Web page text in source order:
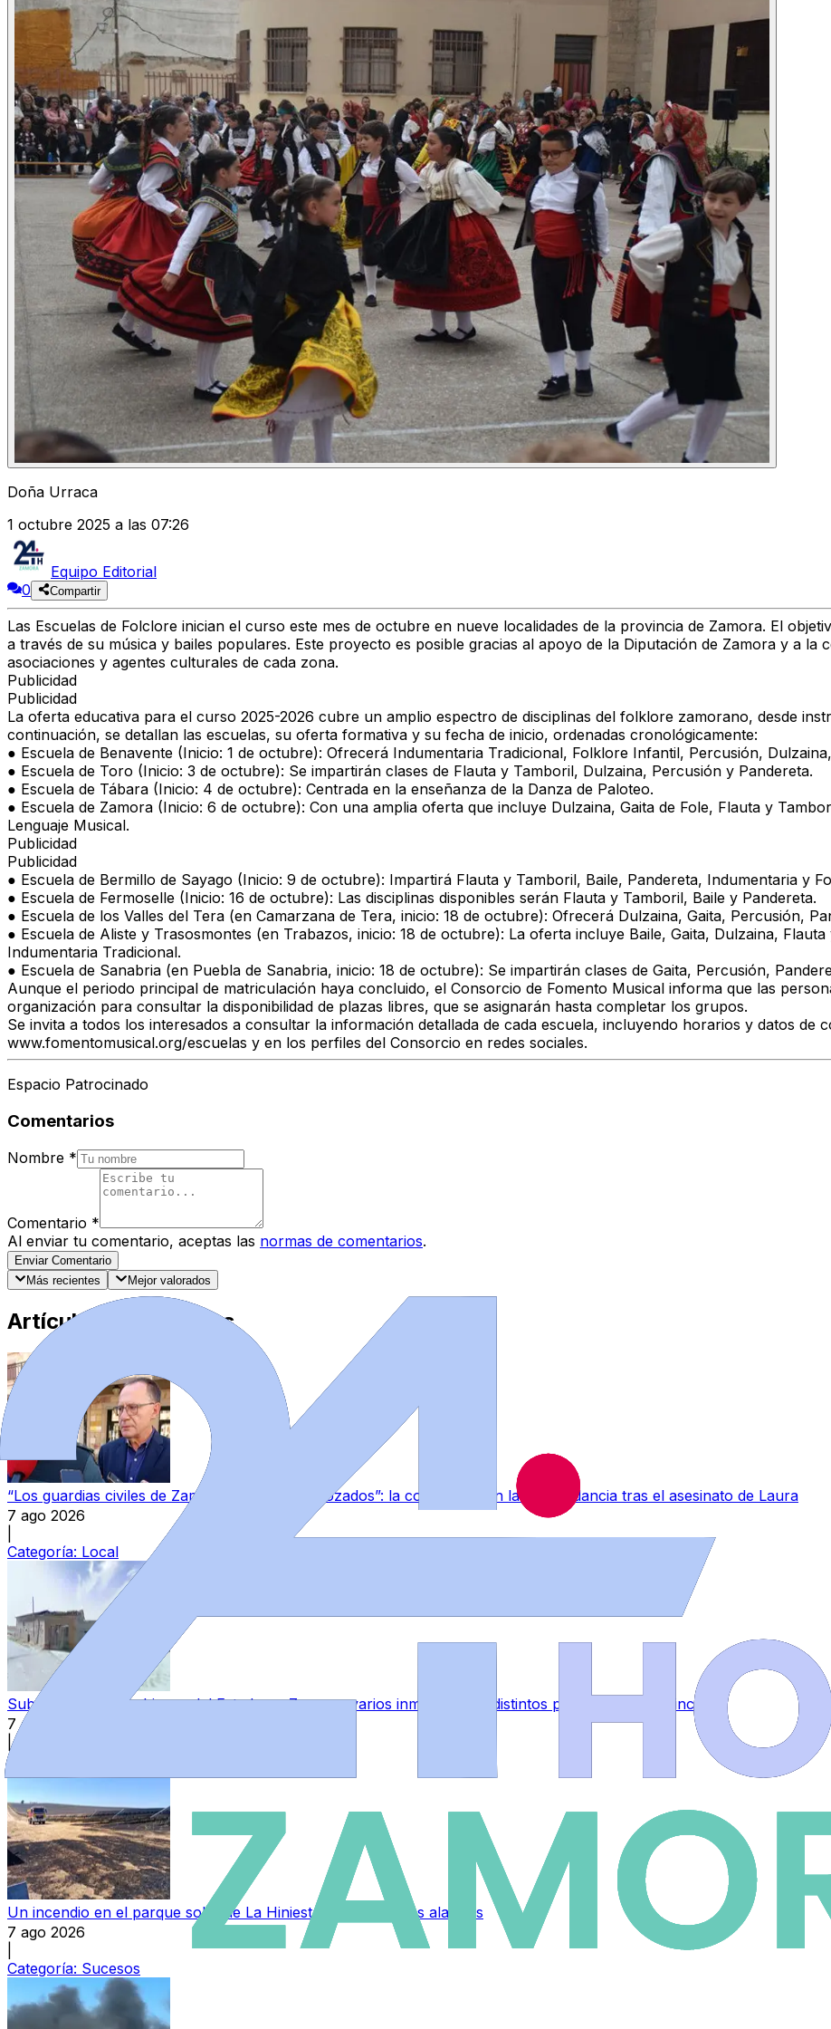
Doña Urraca
1 octubre 2025 a las 07:26
Equipo Editorial
0
Compartir
Las Escuelas de Folclore inician el curso este mes de octubre en nueve localidades de la provincia de Zamora. El
a través de su música y bailes populares. Este proyecto es posible gracias al apoyo de la Diputación de Zamora y a la
asociaciones y agentes culturales de cada zona.
Publicidad
Publicidad
La oferta educativa para el curso 2025-2026 cubre un amplio espectro de disciplinas del folklore zamorano, desde
continuación, se detallan las escuelas, su oferta formativa y su fecha de inicio, ordenadas cronológicamente:
● Escuela de Benavente (Inicio: 1 de octubre): Ofrecerá Indumentaria Tradicional, Folklore Infantil, Percusión,
● Escuela de Toro (Inicio: 3 de octubre): Se impartirán clases de Flauta y Tamboril, Dulzaina, Percusión y Pandereta.
● Escuela de Tábara (Inicio: 4 de octubre): Centrada en la enseñanza de la Danza de Paloteo.
● Escuela de Zamora (Inicio: 6 de octubre): Con una amplia oferta que incluye Dulzaina, Gaita de Fole, Flauta y
Lenguaje Musical.
Publicidad
Publicidad
● Escuela de Bermillo de Sayago (Inicio: 9 de octubre): Impartirá Flauta y Tamboril, Baile, Pandereta, Indumentaria y
● Escuela de Fermoselle (Inicio: 16 de octubre): Las disciplinas disponibles serán Flauta y Tamboril, Baile y Pandereta.
● Escuela de los Valles del Tera (en Camarzana de Tera, inicio: 18 de octubre): Ofrecerá Dulzaina, Gaita, Percusión,
● Escuela de Aliste y Trasosmontes (en Trabazos, inicio: 18 de octubre): La oferta incluye Baile, Gaita, Dulzaina,
Indumentaria Tradicional.
● Escuela de Sanabria (en Puebla de Sanabria, inicio: 18 de octubre): Se impartirán clases de Gaita, Percusión,
Aunque el periodo principal de matriculación haya concluido, el Consorcio de Fomento Musical informa que las
organización para consultar la disponibilidad de plazas libres, que se asignarán hasta completar los grupos.
Se invita a todos los interesados a consultar la información detallada de cada escuela, incluyendo horarios y datos de
www.fomentomusical.org/escuelas y en los perfiles del Consorcio en redes sociales.
Espacio Patrocinado
Comentarios
Nombre *
Comentario *
Al enviar tu comentario, aceptas las normas de comentarios.
Enviar Comentario
Más recientes
Mejor valorados
Artículos Destacados
“Los guardias civiles de Zamora estamos destrozados”: la conmoción en la Comandancia tras el asesinato de Laura
7 ago 2026
Categoría: Local
Subasta pública de bienes del Estado en Zamora: varios inmuebles en distintos puntos de la provincia
7 ago 2026
|
Categoría:
Un incendio en el parque solar de La Hiniesta hace saltar las alarmas
7 ago 2026
Categoría: Sucesos